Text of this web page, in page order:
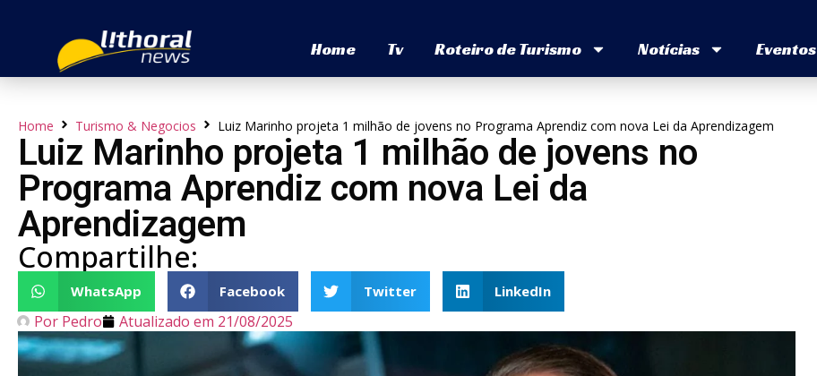
Home Tv Roteiro de Turismo Notícias Eventos
Home Turismo & Negocios Luiz Marinho projeta 1 milhão de jovens no Programa Aprendiz com nova Lei da Aprendizagem
Luiz Marinho projeta 1 milhão de jovens no
Programa Aprendiz com nova Lei da
Aprendizagem
Compartilhe:
WhatsApp Facebook Twitter LinkedIn
Por Pedro Atualizado em 21/08/2025